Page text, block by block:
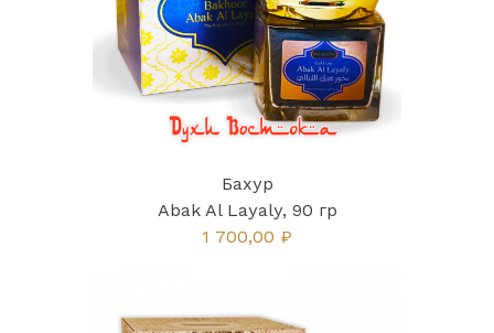
Бахур
Abak Al Layaly, 90 гр
1 700,00 ₽